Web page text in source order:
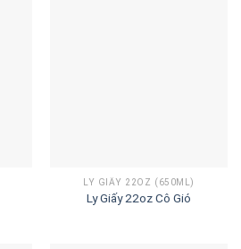
LY GIẤY 22OZ (650ML)
Ly Giấy 22oz Cô Gió